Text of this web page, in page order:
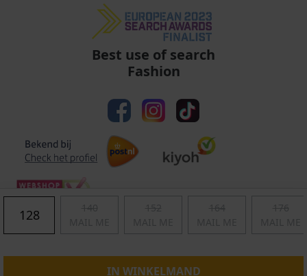
128
IN WINKELMAND
Best use of search
Fashion
Algemene voorwaarden